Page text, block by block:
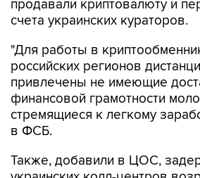
"Для работы в
привлечены не имеющие
финансовой грамотности
стремящиеся к легкому
в ФСБ.
Также, добавили в ЦОС,
25 лет, которые, выполняя